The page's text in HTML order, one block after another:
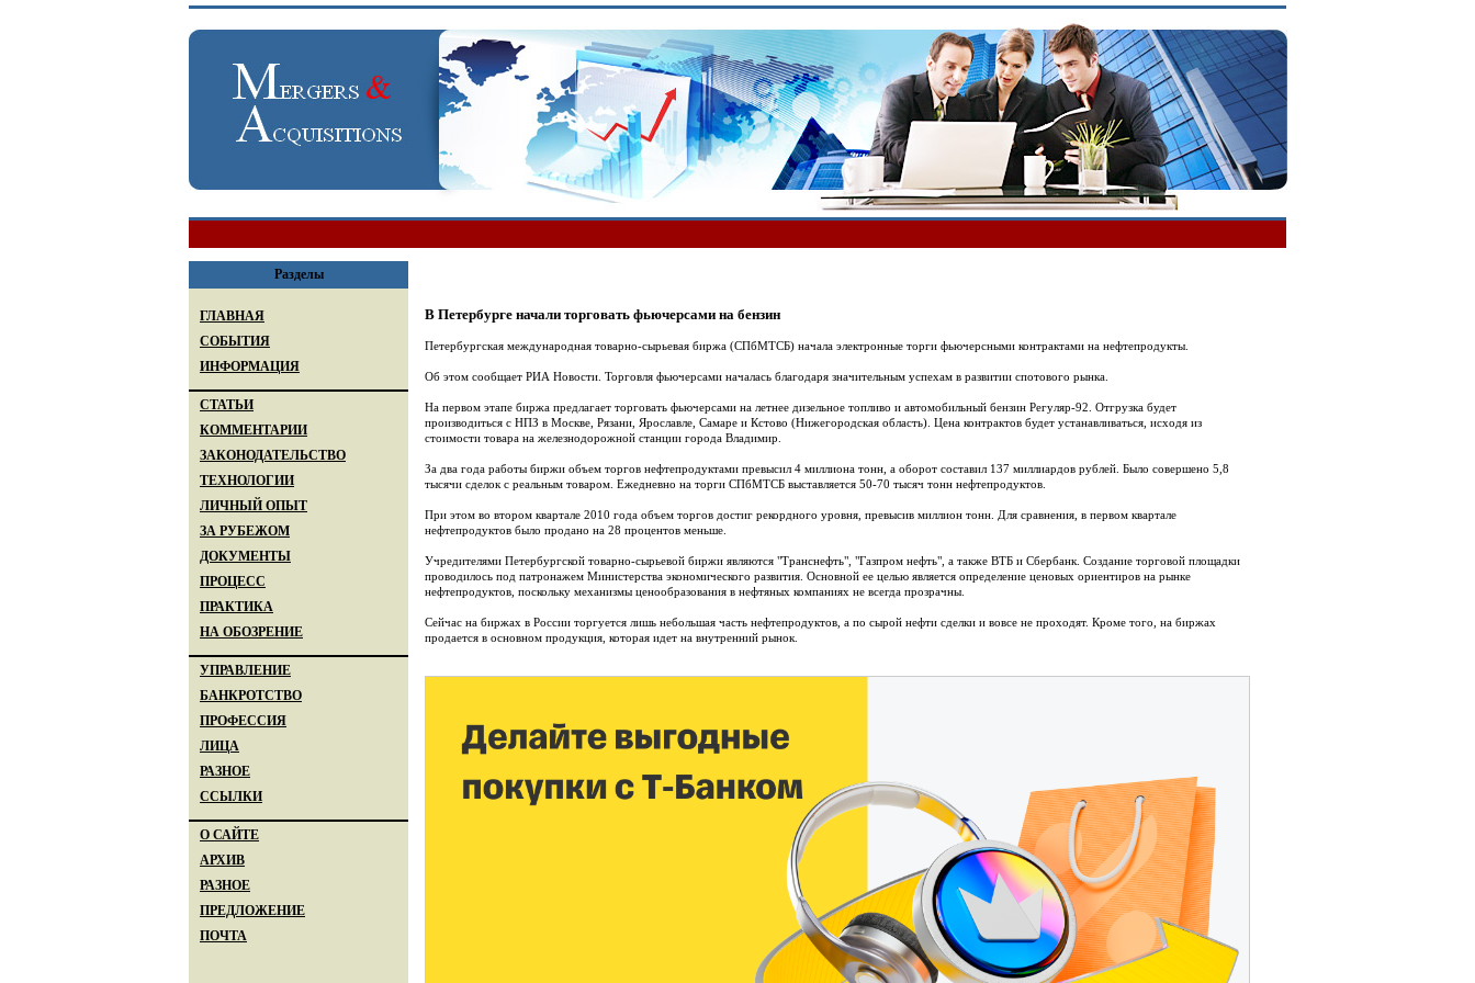
Разделы
ГЛАВНАЯ
СОБЫТИЯ
ИНФОРМАЦИЯ
СТАТЬИ
КОММЕНТАРИИ
ЗАКОНОДАТЕЛЬСТВО
ТЕХНОЛОГИИ
ЛИЧНЫЙ ОПЫТ
ЗА РУБЕЖОМ
ДОКУМЕНТЫ
ПРОЦЕСС
ПРАКТИКА
НА ОБОЗРЕНИЕ
УПРАВЛЕНИЕ
БАНКРОТСТВО
ПРОФЕССИЯ
ЛИЦА
РАЗНОЕ
ССЫЛКИ
О САЙТЕ
АРХИВ
РАЗНОЕ
ПРЕДЛОЖЕНИЕ
ПОЧТА
В Петербурге начали торговать фьючерсами на бензин
Петербургская международная товарно-сырьевая биржа (СПбМТСБ) начала электронные торги фьючерсными контрактами на нефтепродукты.
Об этом сообщает РИА Новости. Торговля фьючерсами началась благодаря значительным успехам в развитии спотового рынка.
На первом этапе биржа предлагает торговать фьючерсами на летнее дизельное топливо и автомобильный бензин Регуляр-92. Отгрузка будет
производиться с НПЗ в Москве, Рязани, Ярославле, Самаре и Кстово (Нижегородская область). Цена контрактов будет устанавливаться, исходя из
стоимости товара на железнодорожной станции города Владимир.
За два года работы биржи объем торгов нефтепродуктами превысил 4 миллиона тонн, а оборот составил 137 миллиардов рублей. Было совершено 5,8
тысячи сделок с реальным товаром. Ежедневно на торги СПбМТСБ выставляется 50-70 тысяч тонн нефтепродуктов.
При этом во втором квартале 2010 года объем торгов достиг рекордного уровня, превысив миллион тонн. Для сравнения, в первом квартале
нефтепродуктов было продано на 28 процентов меньше.
Учредителями Петербургской товарно-сырьевой биржи являются "Транснефть", "Газпром нефть", а также ВТБ и Сбербанк. Создание торговой площадки
проводилось под патронажем Министерства экономического развития. Основной ее целью является определение ценовых ориентиров на рынке
нефтепродуктов, поскольку механизмы ценообразования в нефтяных компаниях не всегда прозрачны.
Сейчас на биржах в России торгуется лишь небольшая часть нефтепродуктов, а по сырой нефти сделки и вовсе не проходят. Кроме того, на биржах
продается в основном продукция, которая идет на внутренний рынок.